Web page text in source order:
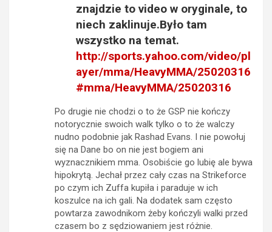
znajdzie to video w oryginale, to
niech zaklinuje.Było tam
wszystko na temat.
http://sports.yahoo.com/video/pl
ayer/mma/HeavyMMA/25020316
#mma/HeavyMMA/25020316
Po drugie nie chodzi o to że GSP nie kończy
notorycznie swoich walk tylko o to że walczy
nudno podobnie jak Rashad Evans. I nie powołuj
się na Dane bo on nie jest bogiem ani
wyznacznikiem mma. Osobiście go lubię ale bywa
hipokrytą. Jechał przez cały czas na Strikeforce
po czym ich Zuffa kupiła i paraduje w ich
koszulce na ich gali. Na dodatek sam często
powtarza zawodnikom żeby kończyli walki przed
czasem bo z sędziowaniem jest różnie.